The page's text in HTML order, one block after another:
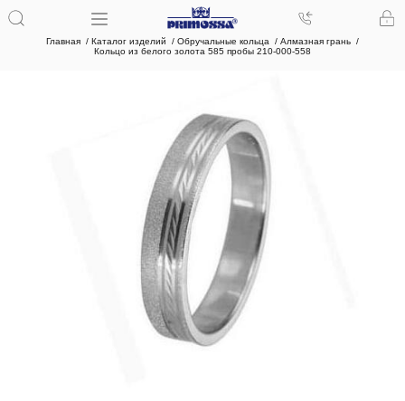
Главная Каталог изделий Обручальные кольца
Алмазная грань
Кольцо из белого золота 585 пробы 210-000-558